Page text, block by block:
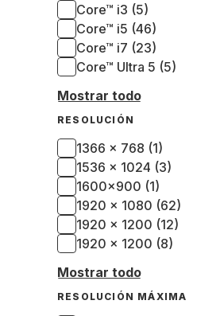
Core™ i3 (5)
Core™ i5 (46)
Core™ i7 (23)
Core™ Ultra 5 (5)
Mostrar todo
RESOLUCIÓN
1366 x 768 (1)
1536 x 1024 (3)
1600x900 (1)
1920 x 1080 (62)
1920 x 1200 (12)
1920 × 1200 (8)
Mostrar todo
RESOLUCIÓN MÁXIMA